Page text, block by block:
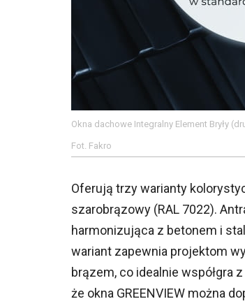
Okna dachowe Integralny Element Bryły
Fot. Fakro
Oferują trzy warianty
szarobrązowy (RAL 7022).
harmonizująca z betonem i
wariant zapewnia projektom
brązem, co idealnie współgra
że okna GREENVIEW można